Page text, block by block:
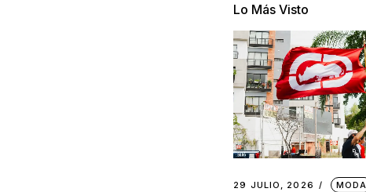
Lo Más Visto
29 JULIO, 2026 MODA